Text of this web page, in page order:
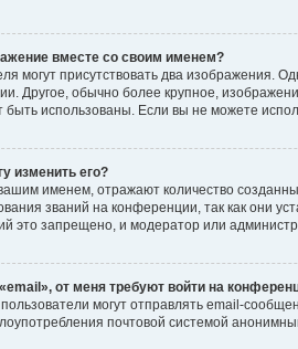
вместе со своим именем?
могут присутствовать два изображения.
Другое, обычно более крупное,
быть использованы. Если вы не можете
изменить его?
именем, отражают количество
званий на конференции, так как они
это запрещено, и модератор или
от меня требуют войти на
могут отправлять email-
почтовой системой